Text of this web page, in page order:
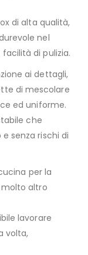
di alta qualità,
nel
di pulizia.
ai dettagli,
di mescolare
ed uniforme.
che
senza rischi di
per la
molto altro
lavorare
volta,